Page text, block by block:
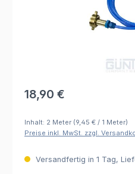
Regulärer Preis:
18,90 €
Inhalt: 2 Meter (9,45 € / 1 Meter)
Preise inkl. MwSt. zzgl.
Versandfertig in 1 Tag,